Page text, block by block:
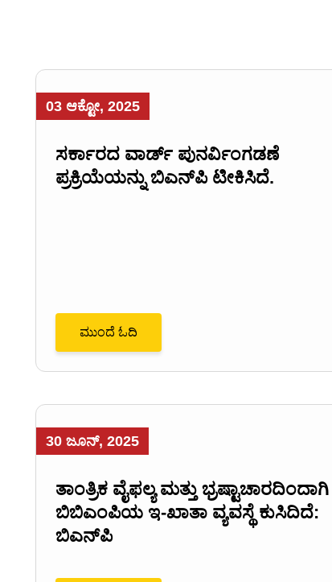
03 ಆಕ್ಟೋ, 2025
ಸರ್ಕಾರದ ವಾರ್ಡ್ ಪುನರ್ವಿಂಗಡಣೆ
ಪ್ರಕ್ರಿಯೆಯನ್ನು ಬಿಎನ್‌ಪಿ ಟೀಕಿಸಿದೆ.
ಮುಂದೆ ಓದಿ
30 ಜೂನ್, 2025
ತಾಂತ್ರಿಕ ವೈಫಲ್ಯ ಮತ್ತು ಭ್ರಷ್ಟಾಚಾರದಿಂದಾಗಿ
ಬಿಬಿಎಂಪಿಯ ಇ-ಖಾತಾ ವ್ಯವಸ್ಥೆ ಕುಸಿದಿದೆ:
ಬಿಎನ್‌ಪಿ